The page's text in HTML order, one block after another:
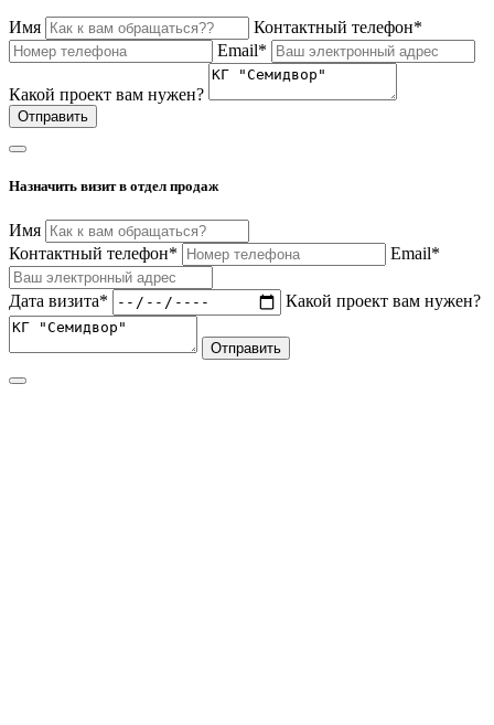
Имя
Контактный телефон*
Email*
Какой проект вам нужен?
Отправить
Назначить визит в отдел продаж
Имя
Контактный телефон*
Email*
Дата визита* Какой проект вам нужен?
Отправить